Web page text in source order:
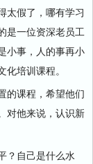
太假了，哪有学习
是一位资深老员工
小事，人的事再小
培训课程。
课程，希望他们
对他来说，认识新
自己是什么水